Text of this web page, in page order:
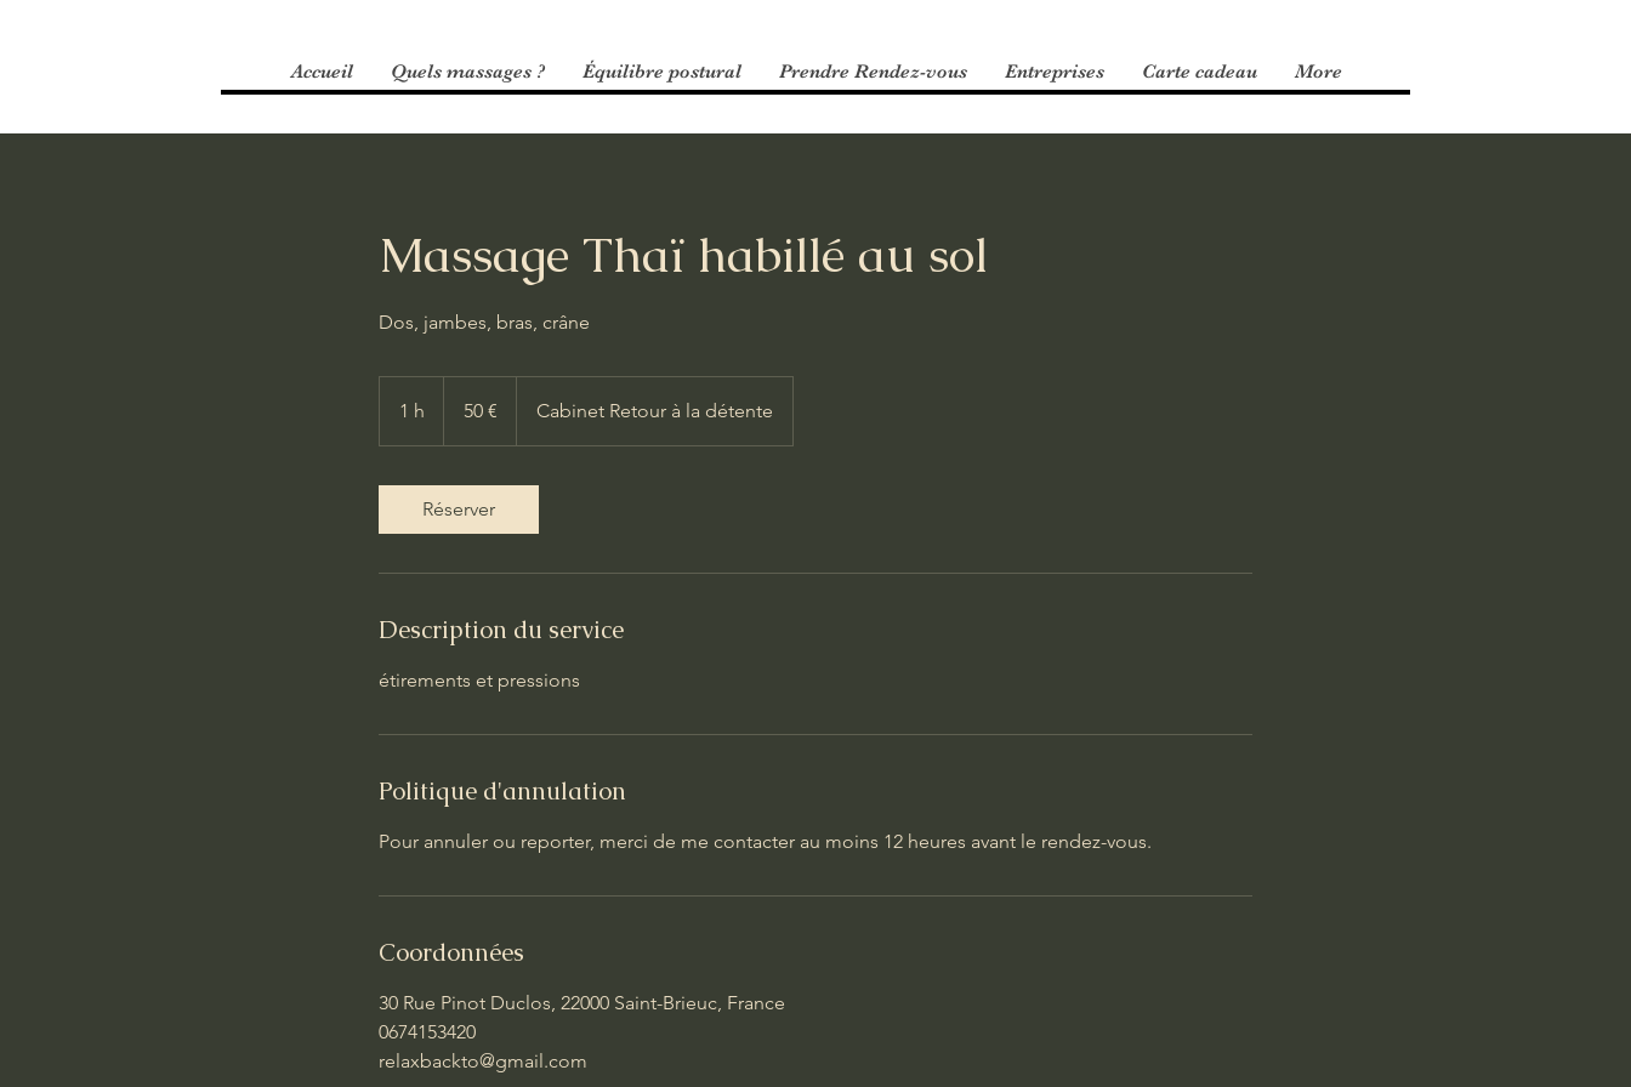
Accueil Quels massages ? Équilibre postural Prendre Rendez-vous Entreprises Carte cadeau More
Massage Thaï habillé au sol
Dos, jambes, bras, crâne
1 h 50 € Cabinet Retour à la détente
Réserver
Description du service
étirements et pressions
Politique d'annulation
Pour annuler ou reporter, merci de me contacter au moins 12 heures avant le rendez-vous.
Coordonnées
30 Rue Pinot Duclos, 22000 Saint-Brieuc, France
0674153420
relaxbackto@gmail.com